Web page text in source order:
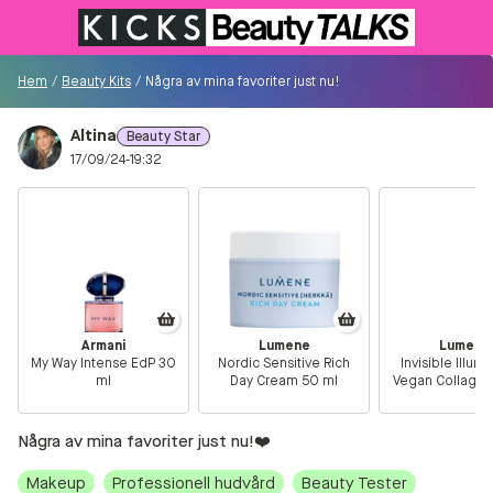
Till KICKS.se
Besökare
Logga in/Registrera
Sök i communityt...
👋 Är du ny på Communityt? Såhär kommer du
Hem / Beauty Kits / Några av mina favoriter just nu!❤️
Altina
Beauty Star
17/09/24-19:32
Armani
My Way Intense EdP 30
ml
Lumene
Nordic Sensitive Rich
Day Cream 50 ml
Lumene
Invisible
Vegan
0.5
Några av mina favoriter just nu!❤️
Makeup
Professionell hudvård
Beauty Tester